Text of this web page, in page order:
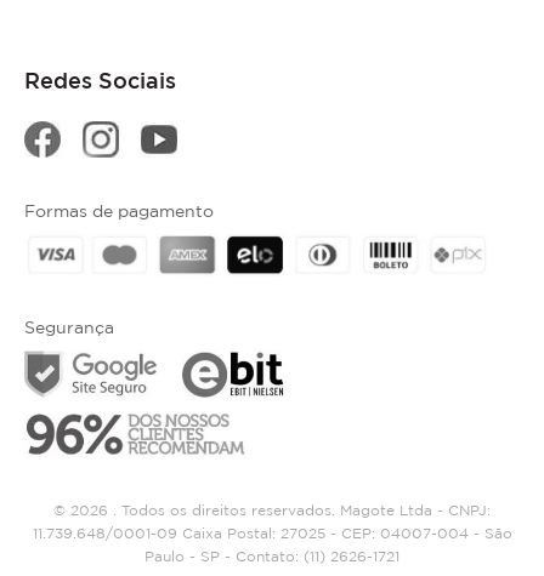
Redes Sociais
Segurança
Formas de pagamento
© 2026 . Todos os direitos reservados. Magote Ltda - CNPJ:
11.739.648/0001-09 Caixa Postal: 27025 - CEP: 04007-004 - São
Paulo - SP - Contato: (11) 2626-1721